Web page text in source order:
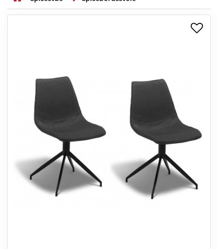
+
STUE
+
KONTORMØBLER
OPBEVARING
+
HAVEMØBLER
ENTREMØBLER
SPAR PENGE PÅ UDVALGTE VARER